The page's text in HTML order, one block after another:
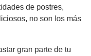
de postres,
no son los más
gran parte de tu